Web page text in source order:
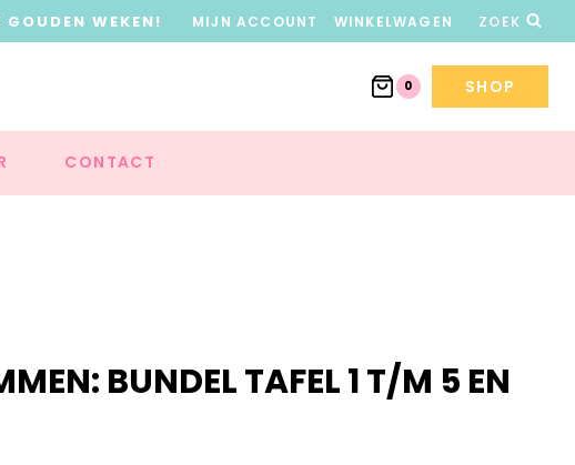
GOUDEN WEKEN! MIJN ACCOUNT WINKELWAGEN ZOEK
0 SHOP
CONTACT
BUNDEL TAFEL 1 T/M 5 EN